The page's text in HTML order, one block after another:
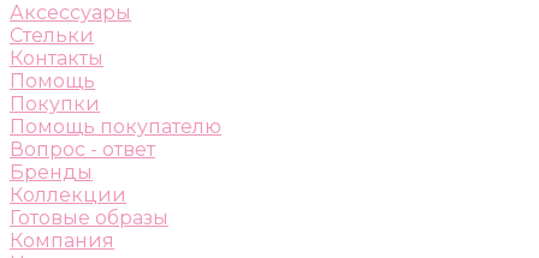
Аксессуары
Стельки
Контакты
Помощь
Покупки
Помощь покупателю
Вопрос - ответ
Бренды
Коллекции
Готовые образы
Компания